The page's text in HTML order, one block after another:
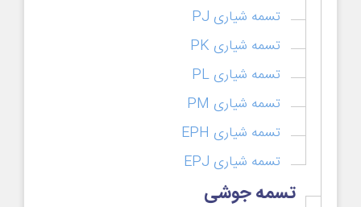
تسمه شیاری PJ
تسمه شیاری PK
تسمه شیاری PL
تسمه شیاری PM
تسمه شیاری EPH
تسمه شیاری EPJ
تسمه جوشی